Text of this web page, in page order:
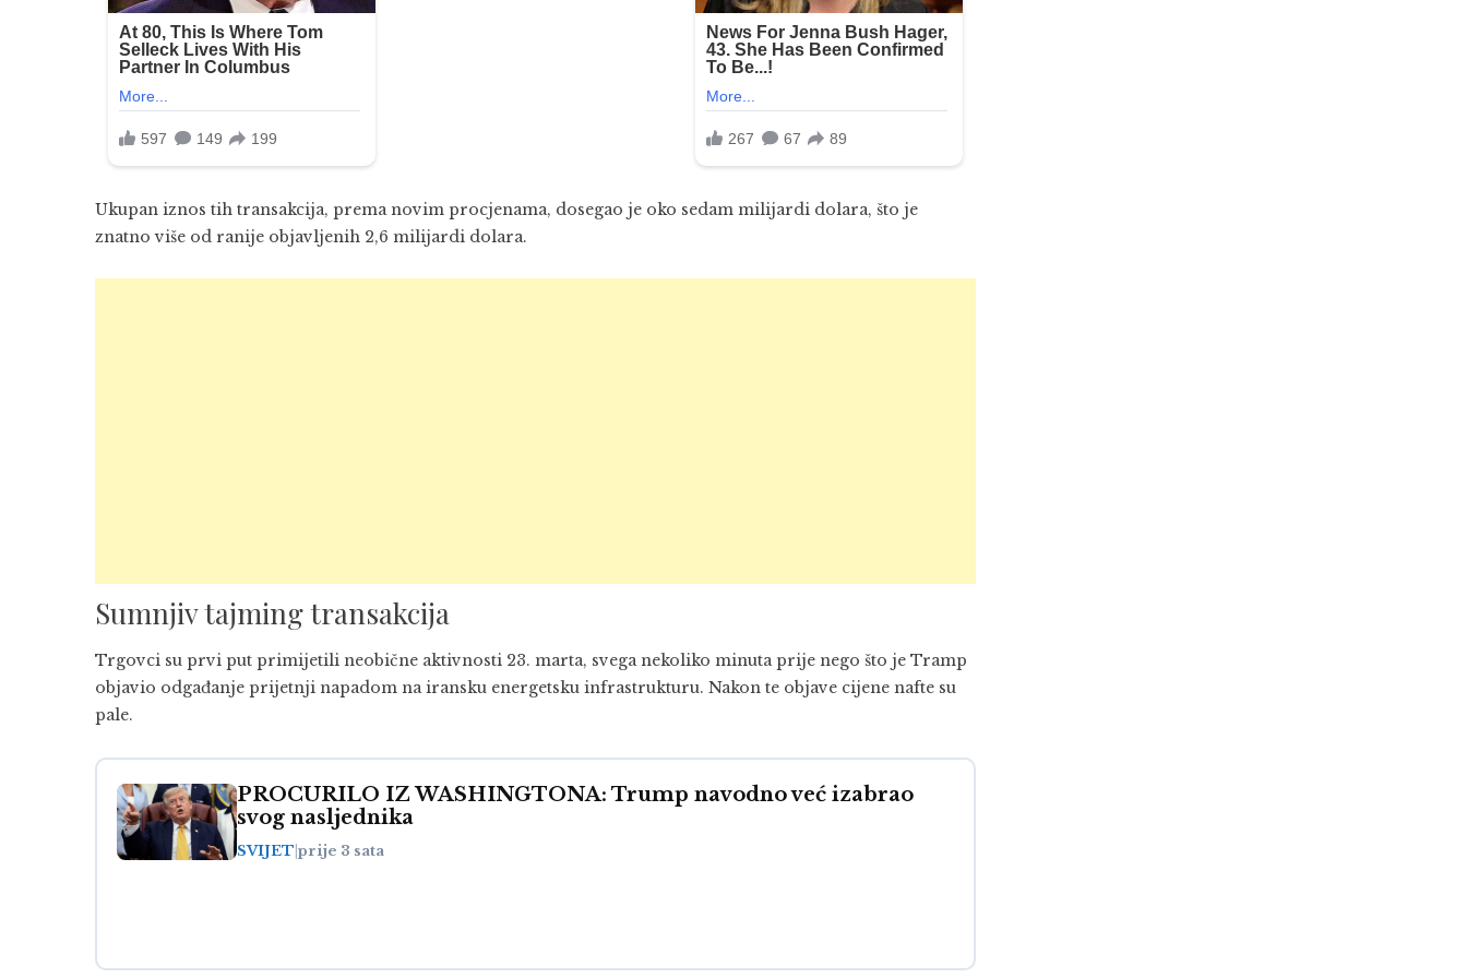
Ukupan iznos tih transakcija, prema novim procjenama, dosegao je oko sedam milijardi dolara, što je
znatno više od ranije objavljenih 2,6 milijardi dolara.
Sumnjiv tajming transakcija
Trgovci su prvi put primijetili neobične aktivnosti 23. marta, svega nekoliko minuta prije nego što je Tramp
objavio odgađanje prijetnji napadom na iransku energetsku infrastrukturu. Nakon te objave cijene nafte su
pale.
PROCURILO IZ WASHINGTONA: Trump navodno već izabrao
svog nasljednika
SVIJET prije 3 sata